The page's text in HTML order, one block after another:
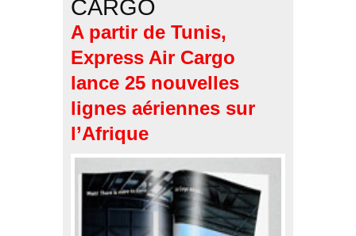
CARGO
A partir de Tunis,
Express Air Cargo
lance 25 nouvelles
lignes aériennes sur
l’Afrique